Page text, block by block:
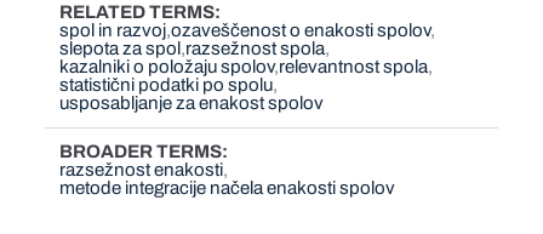
RELATED TERMS
spol in razvoj ozaveščenost o enakosti spolov
slepota za spol razsežnost spola
kazalniki o položaju spolov relevantnost spola
statistični podatki po spolu
usposabljanje za enakost spolov
BROADER TERMS
razsežnost enakosti
metode integracije načela enakosti spolov